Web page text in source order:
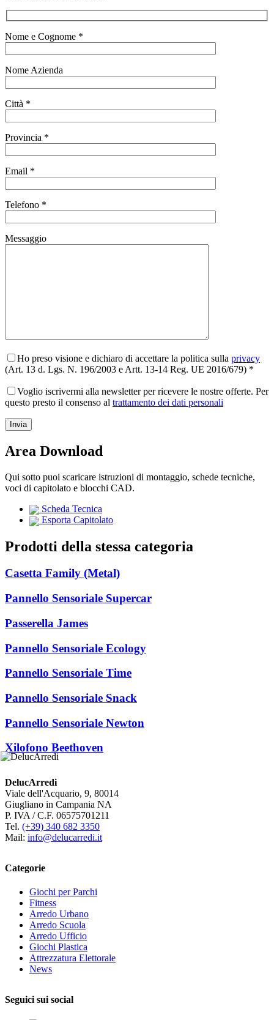
Nome e Cognome *
Nome Azienda
Città *
Provincia *
Email *
Telefono *
Messaggio
Ho preso visione e dichiaro di accettare la politica sulla privacy
(Art. 13 d. Lgs. N. 196/2003 e Artt. 13-14 Reg. UE 2016/679) *
Voglio iscrivermi alla newsletter per ricevere le nostre offerte. Per
questo presto il consenso al trattamento dei dati personali
Area Download
Qui sotto puoi scaricare istruzioni di montaggio, schede tecniche,
voci di capitolato e blocchi CAD.
Scheda Tecnica
Esporta Capitolato
Prodotti della stessa categoria
Casetta Family (Metal)
Pannello Sensoriale Supercar
Passerella James
Pannello Sensoriale Ecology
Pannello Sensoriale Time
Pannello Sensoriale Snack
Pannello Sensoriale Newton
Xilofono Beethoven
DelucArredi
Viale dell'Acquario, 9, 80014
Giugliano in Campania NA
P. IVA / C.F. 06575701211
Tel. (+39) 340 682 3350
Mail: info@delucarredi.it
Categorie
Giochi per Parchi
Fitness
Arredo Urbano
Arredo Scuola
Arredo Ufficio
Giochi Plastica
Attrezzatura Elettorale
News
Seguici sui social